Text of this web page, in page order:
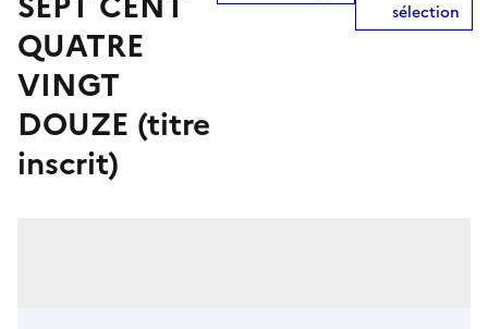
QUATRE
VINGT
DOUZE (titre
inscrit)
sélection